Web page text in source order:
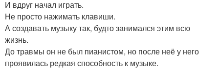
И вдруг начал играть.
Не просто нажимать клавиши.
А создавать музыку так, будто занимался этим всю
жизнь.
До травмы он не был пианистом, но после неё у него
проявилась редкая способность к музыке.